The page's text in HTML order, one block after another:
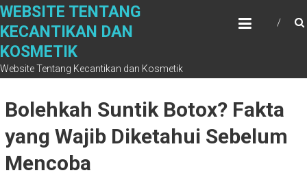
S
i
p
t
o
WEBSITE TENTANG
KECANTIKAN DAN
KOSMETIK
Website Tentang Kecantikan dan Kosmetik
Bolehkah Suntik Botox? Fakta
yang Wajib Diketahui Sebelum
Mencoba